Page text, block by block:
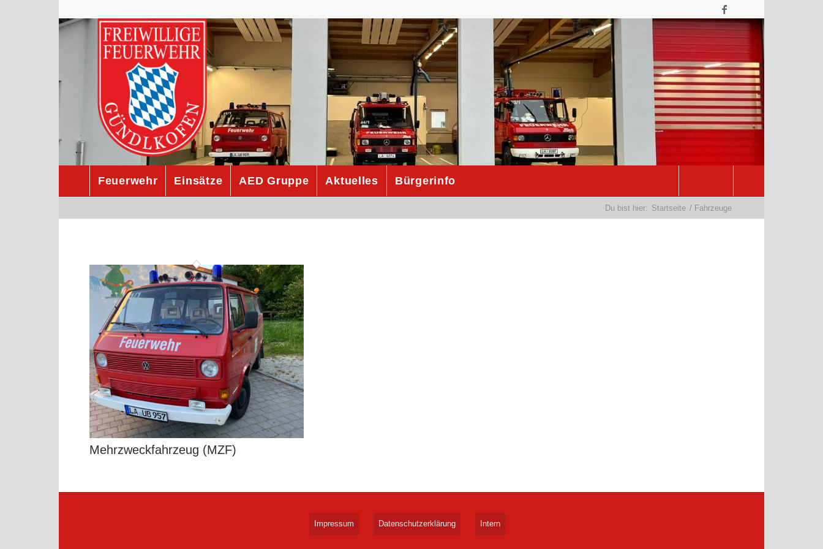
Feuerwehr Einsätze AED Gruppe Aktuelles Bürgerinfo
Du bist hier: Startseite / Fahrzeuge
Mehrzweckfahrzeug (MZF)
Impressum Datenschutzerklärung Intern